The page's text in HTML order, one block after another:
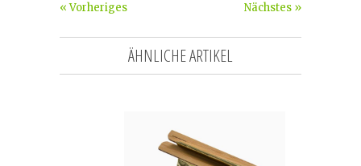
Nächstes »
« Vorheriges
ÄHNLICHE ARTIKEL